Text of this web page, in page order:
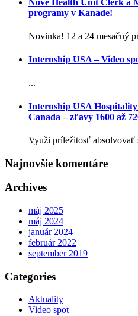
programy v Kanade!
Novinka! 12 a 24 mesačný
Internship USA – Video
...
Internship USA
Canada – zľavy 1600 až
Využi príležitosť absolvovať
Najnovšie komentáre
Archives
máj 2025
máj 2024
január 2024
február 2022
september 2019
Categories
Aktuality
Video spot